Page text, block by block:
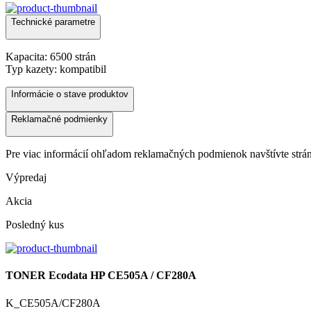
Technické parametre
Kapacita: 6500 strán
Typ kazety: kompatibil
Informácie o stave produktov
Reklamačné podmienky
Pre viac informácií ohľadom reklamačných podmienok navštívte
Výpredaj
Akcia
Posledný kus
TONER Ecodata HP CE505A / CF280A
K_CE505A/CF280A